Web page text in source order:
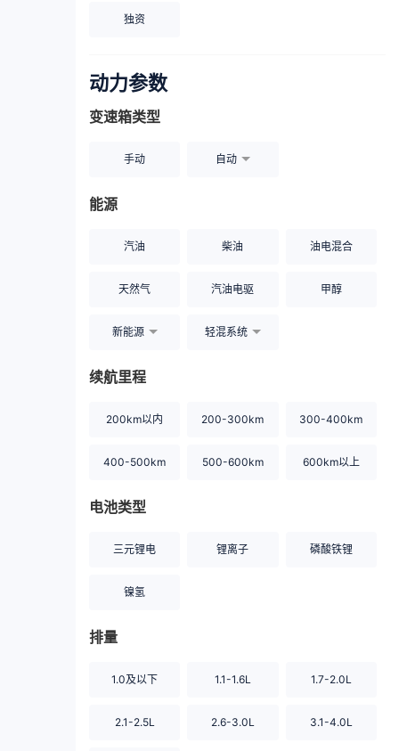
独资
动力参数
变速箱类型
手动 自动
能源
汽油 柴油 油电混合
天然气 汽油电驱 甲醇
新能源 轻混系统
续航里程
200km以内 200-300km 300-400km
400-500km 500-600km 600km以上
电池类型
三元锂电 锂离子 磷酸铁锂
镍氢
排量
1.0及以下 1.1-1.6L 1.7-2.0L
2.1-2.5L 2.6-3.0L 3.1-4.0L